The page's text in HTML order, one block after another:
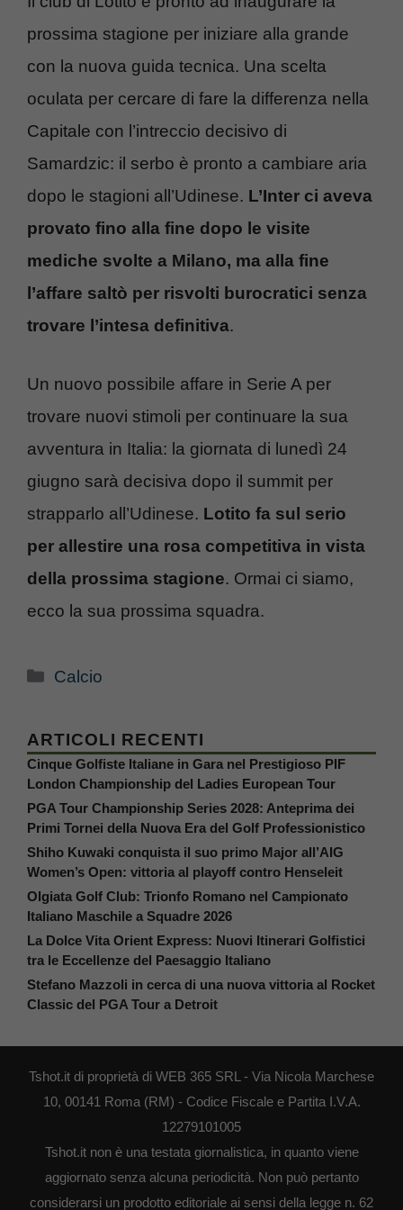
prossima stagione per iniziare alla grande
con la nuova guida tecnica. Una scelta
oculata per cercare di fare la differenza nella
Capitale con l’intreccio decisivo di
Samardzic: il serbo è pronto a cambiare aria
dopo le stagioni all’Udinese. L’Inter ci aveva
provato fino alla fine dopo le visite
mediche svolte a Milano, ma alla fine
l’affare saltò per risvolti burocratici senza
trovare l’intesa definitiva.
Un nuovo possibile affare in Serie A per
trovare nuovi stimoli per continuare la sua
avventura in Italia: la giornata di lunedì 24
giugno sarà decisiva dopo il summit per
strapparlo all’Udinese. Lotito fa sul serio
per allestire una rosa competitiva in vista
della prossima stagione. Ormai ci siamo,
ecco la sua prossima squadra.
Categorie
Calcio
ARTICOLI RECENTI
Cinque Golfiste Italiane in Gara nel Prestigioso PIF
London Championship del Ladies European Tour
PGA Tour Championship Series 2028: Anteprima dei
Primi Tornei della Nuova Era del Golf Professionistico
Shiho Kuwaki conquista il suo primo Major all’AIG
Women’s Open: vittoria al playoff contro Henseleit
Olgiata Golf Club: Trionfo Romano nel Campionato
Italiano Maschile a Squadre 2026
La Dolce Vita Orient Express: Nuovi Itinerari Golfistici
tra le Eccellenze del Paesaggio Italiano
Stefano Mazzoli in cerca di una nuova vittoria al Rocket
Classic del PGA Tour a Detroit
Tshot.it di proprietà di WEB 365 SRL - Via Nicola Marchese
10, 00141 Roma (RM) - Codice Fiscale e Partita I.V.A.
12279101005
Tshot.it non è una testata giornalistica, in quanto viene
aggiornato senza alcuna periodicità. Non può pertanto
considerarsi un prodotto editoriale ai sensi della legge n. 62